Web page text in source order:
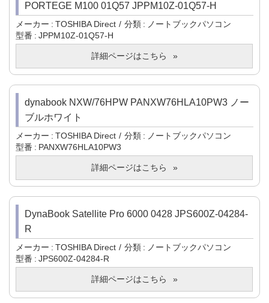
PORTEGE M100 01Q57 JPPM10Z-01Q57-H
メーカー TOSHIBA Direct 分類
ノートブックパソコン
型番
JPPM10Z-01Q57-H
詳細ページはこちら
dynabook NXW/76HPW PANXW76HLA10PW3 ノー
ブルホワイト
メーカー TOSHIBA Direct 分類
ノートブックパソコン
型番
PANXW76HLA10PW3
詳細ページはこちら
DynaBook Satellite Pro 6000 0428 JPS600Z-04284-
R
メーカー TOSHIBA Direct 分類
ノートブックパソコン
型番
JPS600Z-04284-R
詳細ページはこちら